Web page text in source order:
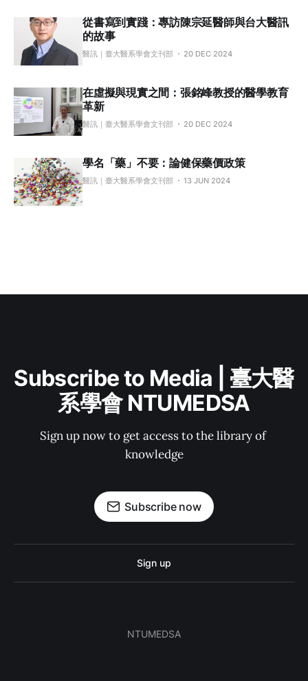
從書寫到實踐：專訪陳宗延醫師與台大醫訊
的故事
醫訊｜臺大醫系學會文刊部 20 DEC 2024
在虛擬與現實之間：張銘峰教授的醫學教育
革新
醫訊｜臺大醫系學會文刊部 20 DEC 2024
學名「藥」不要：論健保藥價政策
醫訊｜臺大醫系學會文刊部 13 JUN 2024
Subscribe to Media | 臺大醫
系學會 NTUMEDSA
Sign up now to get access to the library of
knowledge
Subscribe now
Sign up
NTUMEDSA